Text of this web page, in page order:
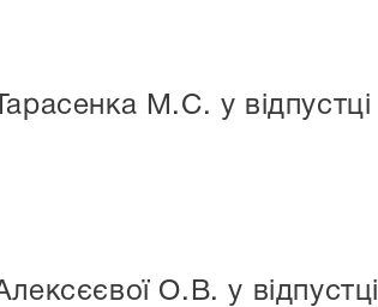
М.С. у відпустці
О.В. у відпустці